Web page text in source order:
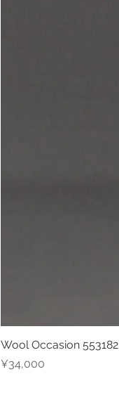
Wool Occasion 553182
Price
¥34,000